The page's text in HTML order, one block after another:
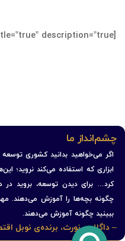
[gravityform id=”1″ title=”true” description=”true”]
چشم‌انداز ما
اگر می‌خواهید بدانید کشوری توسعه
ابزاری که استفاده می‌کند نروید؛
کرد… برای دیدن توسعه، بروید در
چگونه بچه‌ها را آموزش می‌دهند.
ببینید چگونه آموزش می‌دهند.
– داگلاس نورث، برنده‌ی نوبل اقتصاد